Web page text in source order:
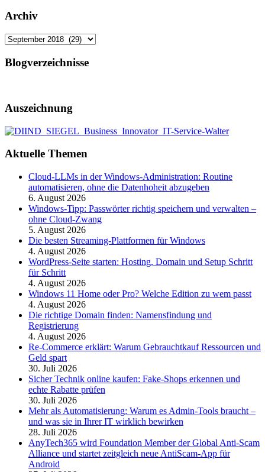
Archiv
Archiv
Blogverzeichnisse
Auszeichnung
Aktuelle Themen
Cloud-LLMs in der Windows-Administration: Routine
automatisieren, ohne die Datenhoheit abzugeben
6. August 2026
Windows-Tipp: Passwörter richtig speichern und verwalten –
ohne Cloud-Zwang
5. August 2026
Die besten Streaming-Plattformen für Windows
4. August 2026
WordPress-Seite starten: Hosting, Domain und Setup Schritt
für Schritt
4. August 2026
Windows 11 Home oder Pro? Welche Edition zu wem passt
4. August 2026
Die richtige Domain finden: Namensfindung und
Registrierung
4. August 2026
Re-Commerce erklärt: Warum Gebrauchtkauf Ressourcen und
Geld spart
30. Juli 2026
Sicher Technik online kaufen: Fake-Shops erkennen und
echte Rabatte prüfen
30. Juli 2026
Mehr als Automatisierung: Warum es Admin-Tools braucht –
und was sie in Ihrer IT wirklich bewirken
28. Juli 2026
AnyTech365 wird Foundation Member der Global Anti-Scam
Alliance und startet zeitgleich neue AntiScam-App für
Android